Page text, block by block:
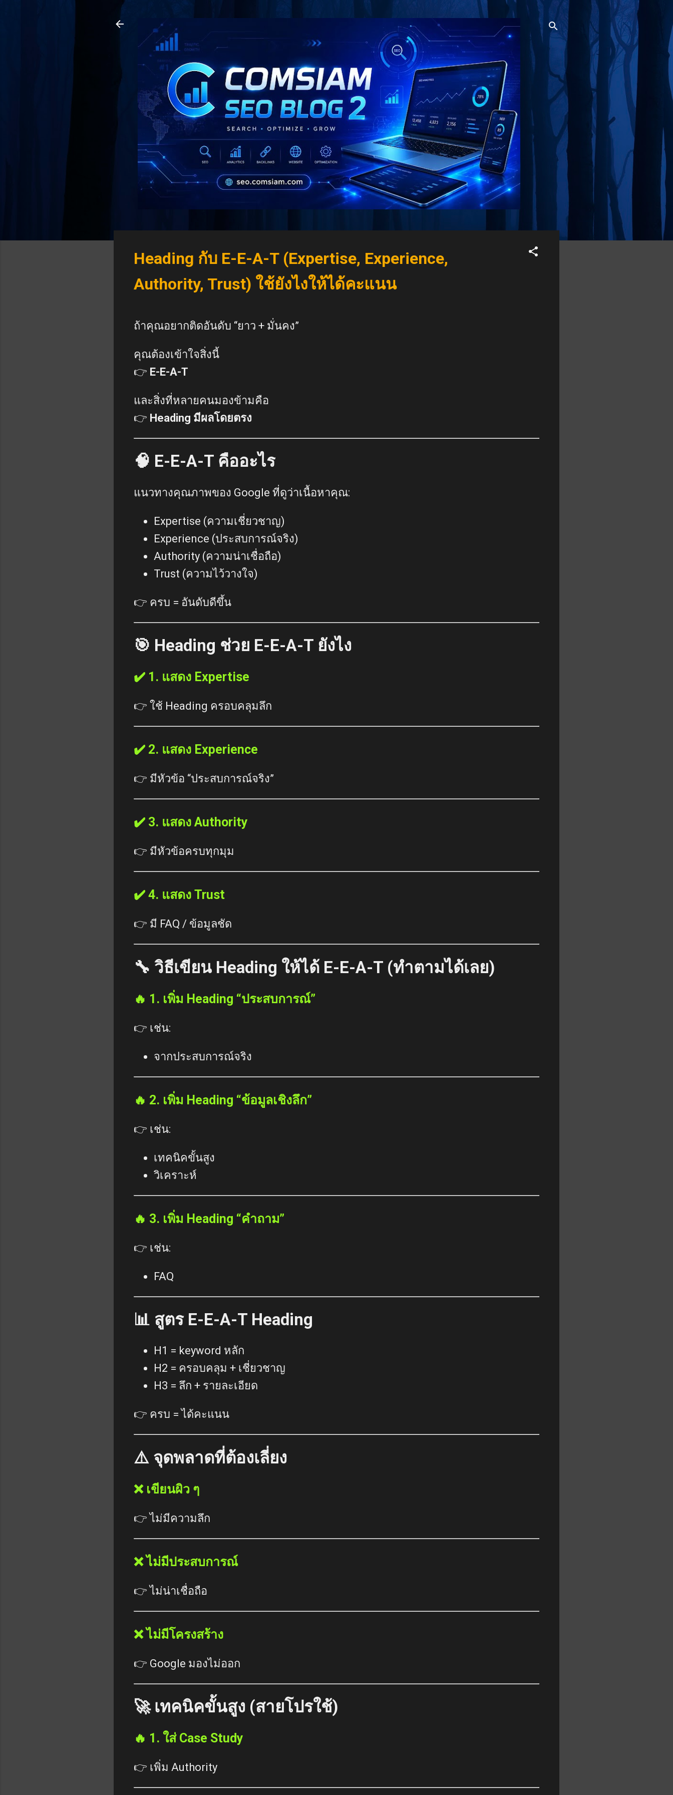
Heading กับ E-E-A-T (Expertise, Experience,
Authority, Trust) ใช้ยังไงให้ได้คะแนน
ถ้าคุณอยากติดอันดับ “ยาว + มั่นคง”
คุณต้องเข้าใจสิ่งนี้
👉 E-E-A-T
และสิ่งที่หลายคนมองข้ามคือ
👉 Heading มีผลโดยตรง
🧠 E-E-A-T คืออะไร
แนวทางคุณภาพของ Google ที่ดูว่าเนื้อหาคุณ:
Expertise (ความเชี่ยวชาญ)
Experience (ประสบการณ์จริง)
Authority (ความน่าเชื่อถือ)
Trust (ความไว้วางใจ)
👉 ครบ = อันดับดีขึ้น
🎯 Heading ช่วย E-E-A-T ยังไง
✔️ 1. แสดง Expertise
👉 ใช้ Heading ครอบคลุมลึก
✔️ 2. แสดง Experience
👉 มีหัวข้อ “ประสบการณ์จริง”
✔️ 3. แสดง Authority
👉 มีหัวข้อครบทุกมุม
✔️ 4. แสดง Trust
👉 มี FAQ / ข้อมูลชัด
🔧 วิธีเขียน Heading ให้ได้ E-E-A-T (ทำตามได้เลย)
🔥 1. เพิ่ม Heading “ประสบการณ์”
👉 เช่น:
จากประสบการณ์จริง
🔥 2. เพิ่ม Heading “ข้อมูลเชิงลึก”
👉 เช่น:
เทคนิคขั้นสูง
วิเคราะห์
🔥 3. เพิ่ม Heading “คำถาม”
👉 เช่น:
FAQ
📊 สูตร E-E-A-T Heading
H1 = keyword หลัก
H2 = ครอบคลุม + เชี่ยวชาญ
H3 = ลึก + รายละเอียด
👉 ครบ = ได้คะแนน
⚠️ จุดพลาดที่ต้องเลี่ยง
❌ เขียนผิว ๆ
👉 ไม่มีความลึก
❌ ไม่มีประสบการณ์
👉 ไม่น่าเชื่อถือ
❌ ไม่มีโครงสร้าง
👉 Google มองไม่ออก
🚀 เทคนิคขั้นสูง (สายโปรใช้)
🔥 1. ใส่ Case Study
👉 เพิ่ม Authority